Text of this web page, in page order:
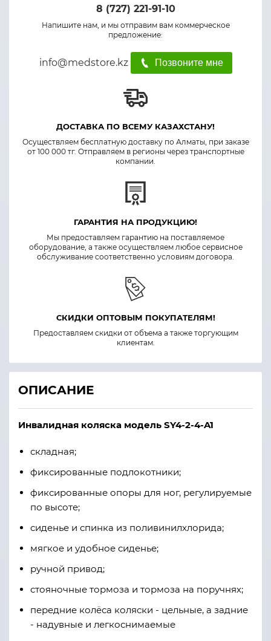
8 (727) 221-91-10
Напишите нам, и мы отправим вам коммерческое
предложение:
info@medstore.kz Позвоните мне
ДОСТАВКА ПО ВСЕМУ КАЗАХСТАНУ!
Осуществляем бесплатную доставку по Алматы, при заказе
от 100 000 тг. Отправляем в регионы через транспортные
компании.
ГАРАНТИЯ НА ПРОДУКЦИЮ!
Мы предоставляем гарантию на поставляемое
оборудование, а также осуществляем любое сервисное
обслуживание соответственно условиям договора.
СКИДКИ ОПТОВЫМ ПОКУПАТЕЛЯМ!
Предоставляем скидки от объема а также торгующим
клиентам.
ОПИСАНИЕ
Инвалидная коляска модель SY4-2-4-A1
складная;
фиксированные подлокотники;
фиксированные опоры для ног, регулируемые
по высоте;
сиденье и спинка из поливинилхлорида;
мягкое и удобное сиденье;
ручной привод;
стояночные тормоза и тормоза на поручнях;
передние колёса коляски - цельные, а задние
- надувные и легкоснимаемые